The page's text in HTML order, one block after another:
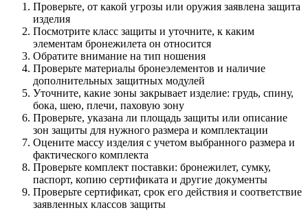
Проверьте, от какой угрозы или оружия заявлена защита
изделия
Посмотрите класс защиты и уточните, к каким
элементам бронежилета он относится
Обратите внимание на тип ношения
Проверьте материалы бронеэлементов и наличие
дополнительных защитных модулей
Уточните, какие зоны закрывает изделие: грудь, спину,
бока, шею, плечи, паховую зону
Проверьте, указана ли площадь защиты или описание
зон защиты для нужного размера и комплектации
Оцените массу изделия с учетом выбранного размера и
фактического комплекта
Проверьте комплект поставки: бронежилет, сумку,
паспорт, копию сертификата и другие документы
Проверьте сертификат, срок его действия и соответствие
заявленных классов защиты